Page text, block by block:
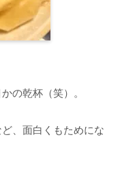
の乾杯（笑）。
、面白くもためにな